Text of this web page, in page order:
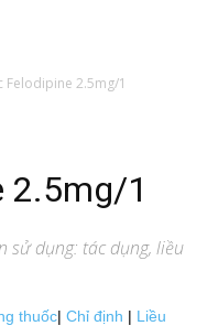
Felodipine 2.5mg/1
2.5mg/1
sử dụng: tác dụng, liều
thuốc| Chỉ định | Liều